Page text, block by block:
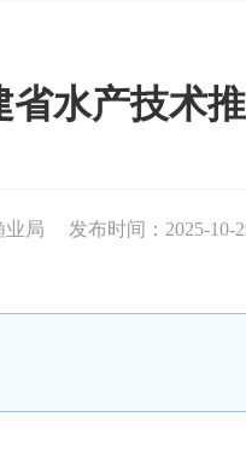
省水产技术
业局 发布时间：2025-10-